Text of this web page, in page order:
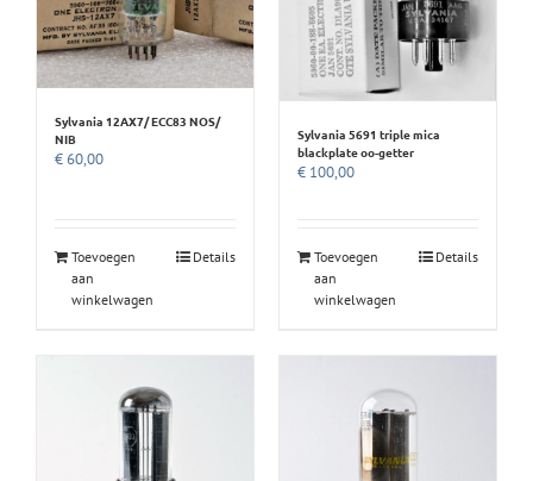
Sylvania 12AX7/ ECC83 NOS/
NIB
€60,00
Toevoegen
aan
winkelwagen
Details
Sylvania 5691 triple mica
blackplate oo-getter
€ 100,00
Toevoegen
aan
winkelwagen
Details